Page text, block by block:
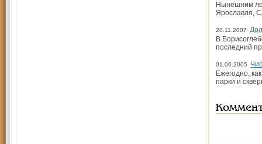
Нынешним
Ярославля,
20.11.2007
В
последний
01.06.2005
Ежегодно,
парки и